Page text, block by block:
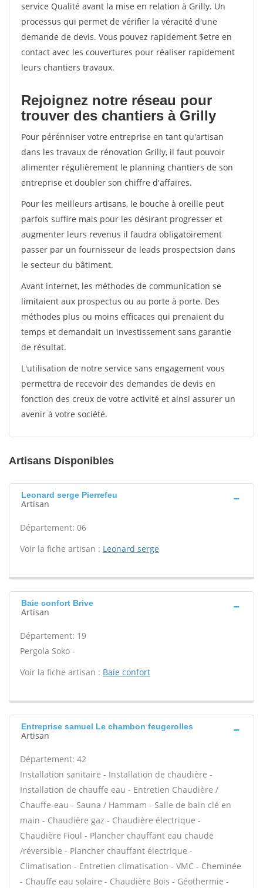
service Qualité avant la mise en relation à Grilly. Un
processus qui permet de vérifier la véracité d'une
demande de devis. Vous pouvez rapidement $etre en
contact avec les couvertures pour réaliser rapidement
leurs chantiers travaux.
Rejoignez notre réseau pour
trouver des chantiers à Grilly
Pour pérénniser votre entreprise en tant qu'artisan
dans les travaux de rénovation Grilly, il faut pouvoir
alimenter régulièrement le planning chantiers de son
entreprise et doubler son chiffre d'affaires.
Pour les meilleurs artisans, le bouche à oreille peut
parfois suffire mais pour les désirant progresser et
augmenter leurs revenus il faudra obligatoirement
passer par un fournisseur de leads prospectsion dans
le secteur du bâtiment.
Avant internet, les méthodes de communication se
limitaient aux prospectus ou au porte à porte. Des
méthodes plus ou moins efficaces qui prenaient du
temps et demandait un investissement sans garantie
de résultat.
L'utilisation de notre service sans engagement vous
permettra de recevoir des demandes de devis en
fonction des creux de votre activité et ainsi assurer un
avenir à votre société.
Artisans Disponibles
Leonard serge Pierrefeu
Artisan
Département: 06
Voir la fiche artisan : Leonard serge
Baie confort Brive
Artisan
Département: 19
Pergola Soko -
Voir la fiche artisan : Baie confort
Entreprise samuel Le chambon feugerolles
Artisan
Département: 42
Installation sanitaire - Installation de chaudière -
Installation de chauffe eau - Entretien Chaudière /
Chauffe-eau - Sauna / Hammam - Salle de bain clé en
main - Chaudière gaz - Chaudière électrique -
Chaudière Fioul - Plancher chauffant eau chaude
/réversible - Plancher chauffant électrique -
Climatisation - Entretien climatisation - VMC - Cheminée
- Chauffe eau solaire - Chaudière Bois - Géothermie -